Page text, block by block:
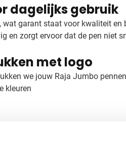
dagelijks gebruik
garant staat voor kwaliteit
en zorgt ervoor dat de pen
met logo
we jouw Raja Jumbo
kleuren
oppervlak voor je logo. Deze